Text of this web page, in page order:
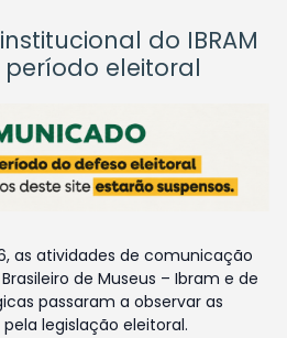
do IBRAM
eleitoral
as atividades de comunicação
de Museus – Ibram e de
passaram a observar as
legislação eleitoral.